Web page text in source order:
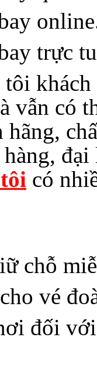
trực
khách
vẫn có
hãng,
có
chỗ
vé
đối với